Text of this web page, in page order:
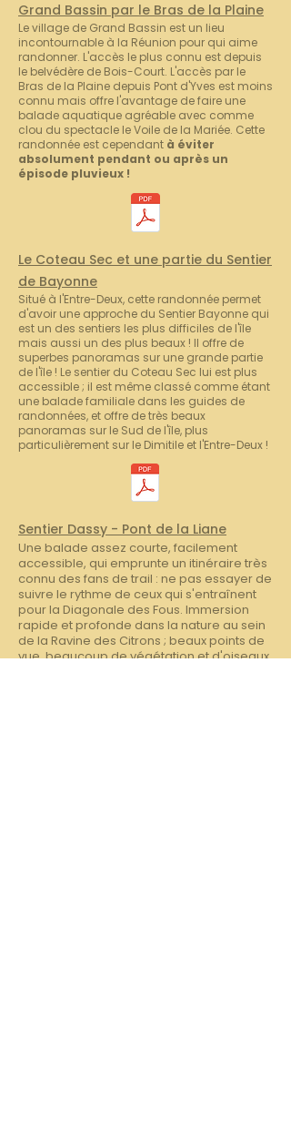
Grand Bassin par le Bras de la Plaine
Le village de Grand Bassin est un lieu
incontournable à la Réunion pour qui aime
randonner. L'accès le plus connu est depuis
le belvédère de Bois-Court. L'accès par le
Bras de la Plaine depuis Pont d'Yves est moins
connu mais offre l'avantage de faire une
balade aquatique agréable avec comme
clou du spectacle le Voile de la Mariée. Cette
randonnée est cependant à éviter
absolument pendant ou après un
épisode pluvieux !
Le Coteau Sec et une partie du Sentier
de Bayonne
Situé à l'Entre-Deux, cette randonnée permet
d'avoir une approche du Sentier Bayonne qui
est un des sentiers les plus difficiles de l'île
mais aussi un des plus beaux ! Il offre de
superbes panoramas sur une grande partie
de l'île ! Le sentier du Coteau Sec lui est plus
accessible ; il est même classé comme étant
une balade familiale dans les guides de
randonnées, et offre de très beaux
panoramas sur le Sud de l'île, plus
particulièrement sur le Dimitile et l'Entre-Deux !
Sentier Dassy - Pont de la Liane
Une balade assez courte, facilement
accessible, qui emprunte un itinéraire très
connu des fans de trail : ne pas essayer de
suivre le rythme de ceux qui s'entraînent
pour la Diagonale des Fous. Immersion
rapide et profonde dans la nature au sein
de la Ravine des Citrons ; beaux points de
vue, beaucoup de végétation et d'oiseaux.